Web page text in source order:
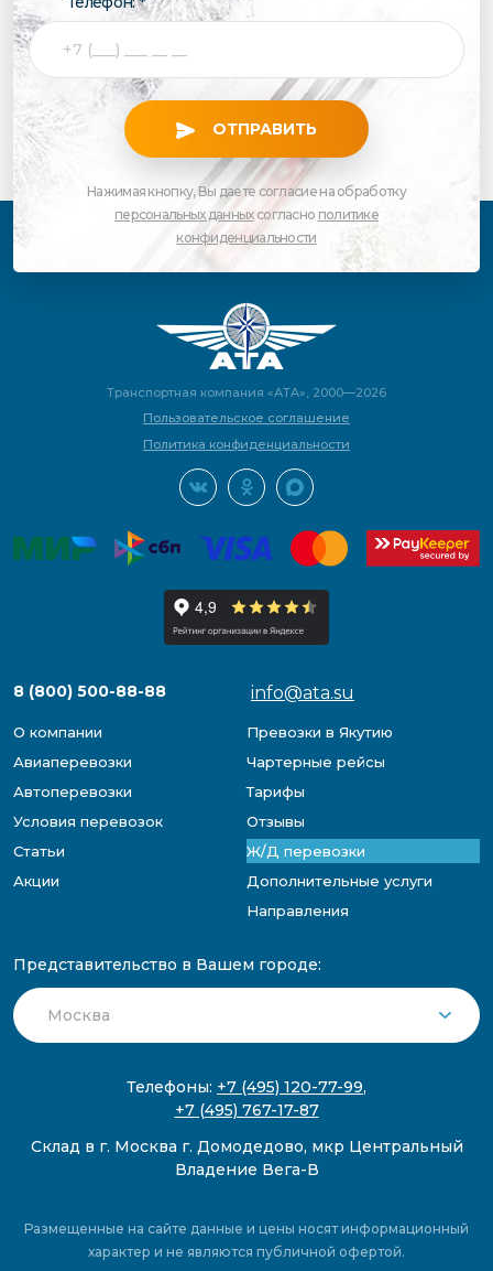
ОТПРАВИТЬ
Нажимая кнопку, Вы даете согласие на обработку
персональных данныхсогласно политике
конфиденциальности
Транспортная компания «АТА», 2000—2026
Пользовательское соглашение
Политика конфиденциальности
8 (800) 500-88-88 info@ata.su
О компании
Превозки в Якутию
Авиаперевозки
Чартерные рейсы
Автоперевозки
Тарифы
Условия перевозок
Отзывы
Статьи
Ж/Д перевозки
Акции
Дополнительные услуги
Направления
Представительство в Вашем городе:
Телефоны: +7 (495) 120-77-99,
+7 (495) 767-17-87
Склад в г. Москва г. Домодедово, мкр Центральный
Владение Вега-В
Размещенные на сайте данные и цены носят информационный
характер и не являются публичной офертой.